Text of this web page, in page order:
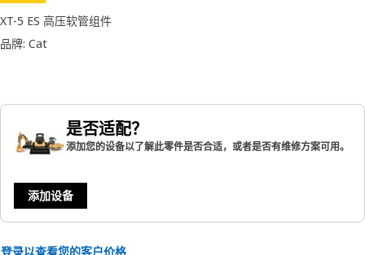
XT-5 ES 高压软管组件
品牌: Cat
是否适配？
添加您的设备以了解此零件是否合适，或者是否有维修方案可用。
添加设备
登录以查看您的客户价格